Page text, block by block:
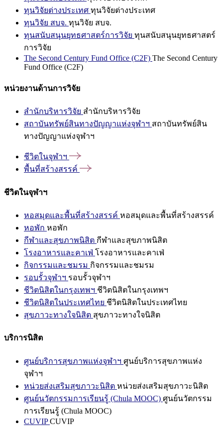
ทุนวิจัยต่างประเทศ ทุนวิจัยต่างประเทศ
ทุนวิจัย สบจ. ทุนวิจัย สบจ.
ทุนสนับสนุนยุทธศาสตร์การวิจัย ทุนสนับสนุนยุทธศาสตร์
การวิจัย
The Second Century Fund Office (C2F) The Second Century
Fund Office (C2F)
หน่วยงานด้านการวิจัย
สำนักบริหารวิจัย สำนักบริหารวิจัย
สถาบันทรัพย์สินทางปัญญาแห่งจุฬาฯ สถาบันทรัพย์สิน
ทางปัญญาแห่งจุฬาฯ
ชีวิตในจุฬาฯ
พื้นที่สร้างสรรค์
ชีวิตในจุฬาฯ
หอสมุดและพื้นที่สร้างสรรค์ หอสมุดและพื้นที่สร้างสรรค์
หอพัก หอพัก
กีฬาและสุขภาพนิสิต กีฬาและสุขภาพนิสิต
โรงอาหารและคาเฟ่ โรงอาหารและคาเฟ่
กิจกรรมและชมรม กิจกรรมและชมรม
รอบรั้วจุฬาฯ รอบรั้วจุฬาฯ
ชีวิตนิสิตในกรุงเทพฯ ชีวิตนิสิตในกรุงเทพฯ
ชีวิตนิสิตในประเทศไทย ชีวิตนิสิตในประเทศไทย
สุขภาวะทางใจนิสิต สุขภาวะทางใจนิสิต
บริการนิสิต
ศูนย์บริการสุขภาพแห่งจุฬาฯ ศูนย์บริการสุขภาพแห่ง
จุฬาฯ
หน่วยส่งเสริมสุขภาวะนิสิต หน่วยส่งเสริมสุขภาวะนิสิต
ศูนย์นวัตกรรมการเรียนรู้ (Chula MOOC) ศูนย์นวัตกรรม
การเรียนรู้ (Chula MOOC)
CUVIPCUVIP